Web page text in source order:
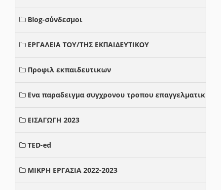
Blog-σύνδεσμοι
ΕΡΓΑΛΕΙΑ ΤΟΥ/ΤΗΣ ΕΚΠΑΙΔΕΥΤΙΚΟΥ
Προφιλ εκπαιδευτικων
Ενα παραδειγμα συγχρονου τροπου επαγγελματικης
ΕΙΣΑΓΩΓΗ 2023
TED-ed
ΜΙΚΡΗ ΕΡΓΑΣΙΑ 2022-2023